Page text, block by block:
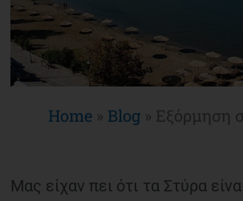
Home» Blog» Εξόρμηση
Μας είχαν πει ότι τα Στύρα